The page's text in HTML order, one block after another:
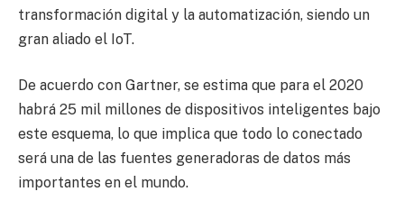
transformación digital y la automatización, siendo un
gran aliado el IoT.
De acuerdo con Gartner, se estima que para el 2020
habrá 25 mil millones de dispositivos inteligentes bajo
este esquema, lo que implica que todo lo conectado
será una de las fuentes generadoras de datos más
importantes en el mundo.